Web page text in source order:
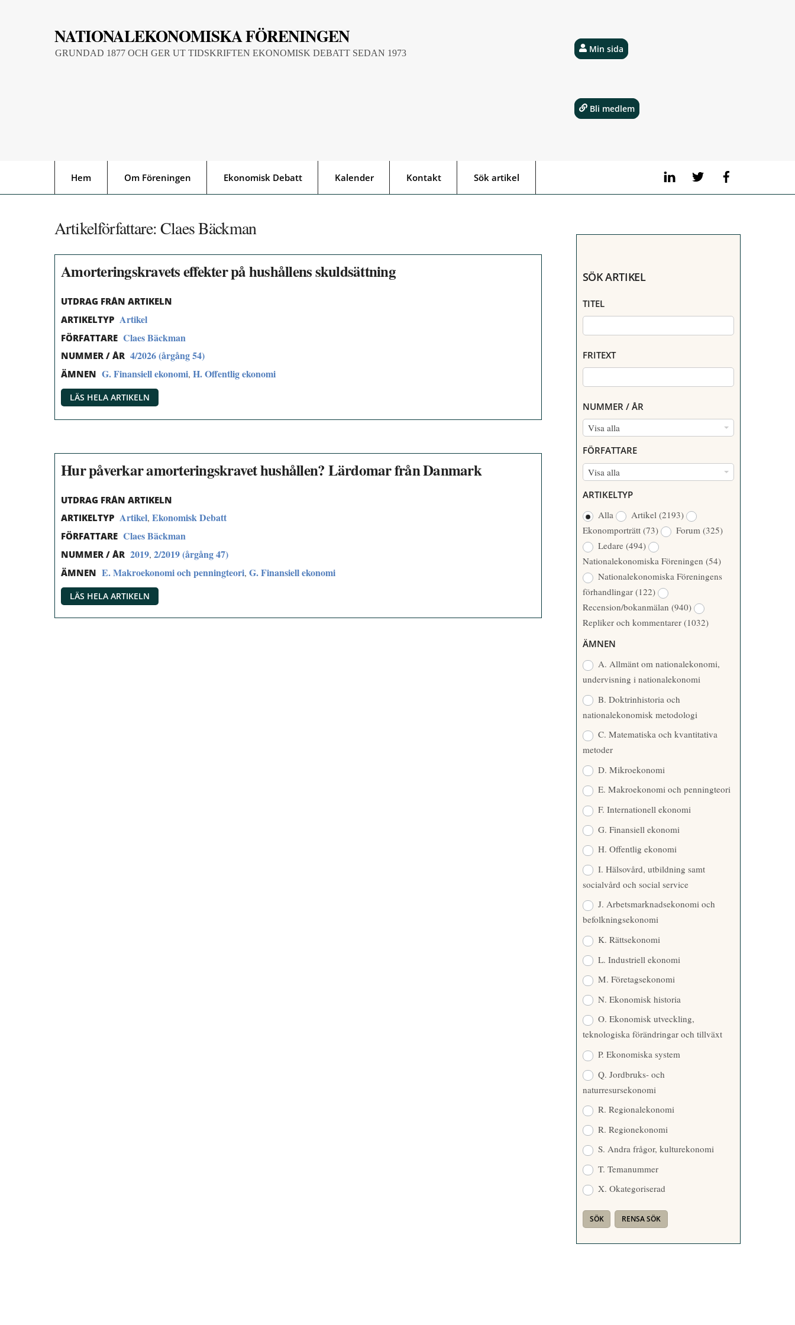
NATIONALEKONOMISKA FÖRENINGEN
GRUNDAD 1877 OCH GER UT TIDSKRIFTEN EKONOMISK DEBATT SEDAN 1973
LinkedIn Twitter
Hem Om Föreningen Ekonomisk Debatt Kalender Kontakt Sök artikel
Min sida
Bli medlem
Artikelförfattare:Claes Bäckman
Amorteringskravets effekter på hushållens skuldsättning
UTDRAG FRÅN ARTIKELN
ARTIKELTYP Artikel
FÖRFATTARE Claes Bäckman
NUMMER / ÅR 4/2026 (årgång 54)
ÄMNEN G. Finansiell ekonomi, H. Offentlig ekonomi
LÄS HELA ARTIKELN
Hur påverkar amorteringskravet hushållen? Lärdomar från Danmark
UTDRAG FRÅN ARTIKELN
ARTIKELTYP Artikel, Ekonomisk Debatt
FÖRFATTARE Claes Bäckman
NUMMER / ÅR 2019, 2/2019 (årgång 47)
ÄMNEN E. Makroekonomi och penningteori, G. Finansiell ekonomi
LÄS HELA ARTIKELN
SÖK ARTIKEL
TITEL
FRITEXT
NUMMER / ÅR
Visa alla
N
M
M
/
Å
R
FÖRFATTARE
Visa alla
R
F
A
T
T
A
R
E
ARTIKELTYP
Alla
Artikel (2193)
Ekonomporträtt (73) Forum (325)
Ledare (494)
Nationalekonomiska Föreningen (54)
Nationalekonomiska Föreningens
förhandlingar (122)
Recension/bokanmälan (940)
Repliker och kommentarer (1032)
ÄMNEN
A. Allmänt om nationalekonomi,
undervisning i nationalekonomi
B. Doktrinhistoria och
nationalekonomisk metodologi
C. Matematiska och kvantitativa
metoder
D. Mikroekonomi
E. Makroekonomi och penningteori
F. Internationell ekonomi
G. Finansiell ekonomi
H. Offentlig ekonomi
I. Hälsovård, utbildning samt
socialvård och social service
J. Arbetsmarknadsekonomi och
befolkningsekonomi
K. Rättsekonomi
L. Industriell ekonomi
M. Företagsekonomi
N. Ekonomisk historia
O. Ekonomisk utveckling,
teknologiska förändringar och tillväxt
P. Ekonomiska system
Q. Jordbruks- och
naturresursekonomi
R. Regionalekonomi
R. Regionekonomi
S. Andra frågor, kulturekonomi
T. Temanummer
X. Okategoriserad